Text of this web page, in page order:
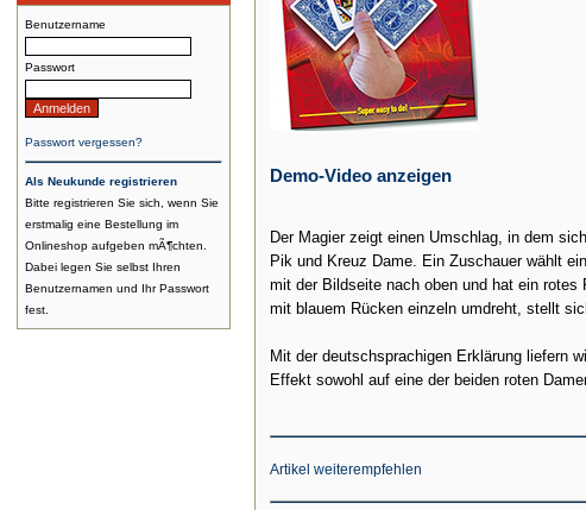
Benutzername
Passwort
Passwort vergessen?
Als Neukunde registrieren
Bitte registrieren Sie sich, wenn Sie
erstmalig eine Bestellung im
Onlineshop aufgeben mÃ¶chten.
Dabei legen Sie selbst Ihren
Benutzernamen und Ihr Passwort
fest.
Demo-Video anzeigen
Der Magier zeigt einen Umschlag, in dem
Pik und Kreuz Dame. Ein Zuschauer wählt
mit der Bildseite nach oben und hat ein rotes
mit blauem Rücken einzeln umdreht, stellt
Mit der deutschsprachigen Erklärung liefern
Effekt sowohl auf eine der beiden roten
Artikel weiterempfehlen